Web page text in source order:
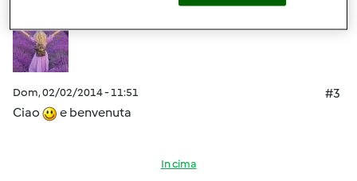
Iscritto : 25.02.2010
Dom, 02/02/2014 - 11:51
#3
Ciao
e benvenuta
In cima